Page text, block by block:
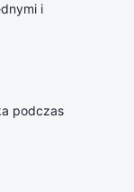
i
podczas